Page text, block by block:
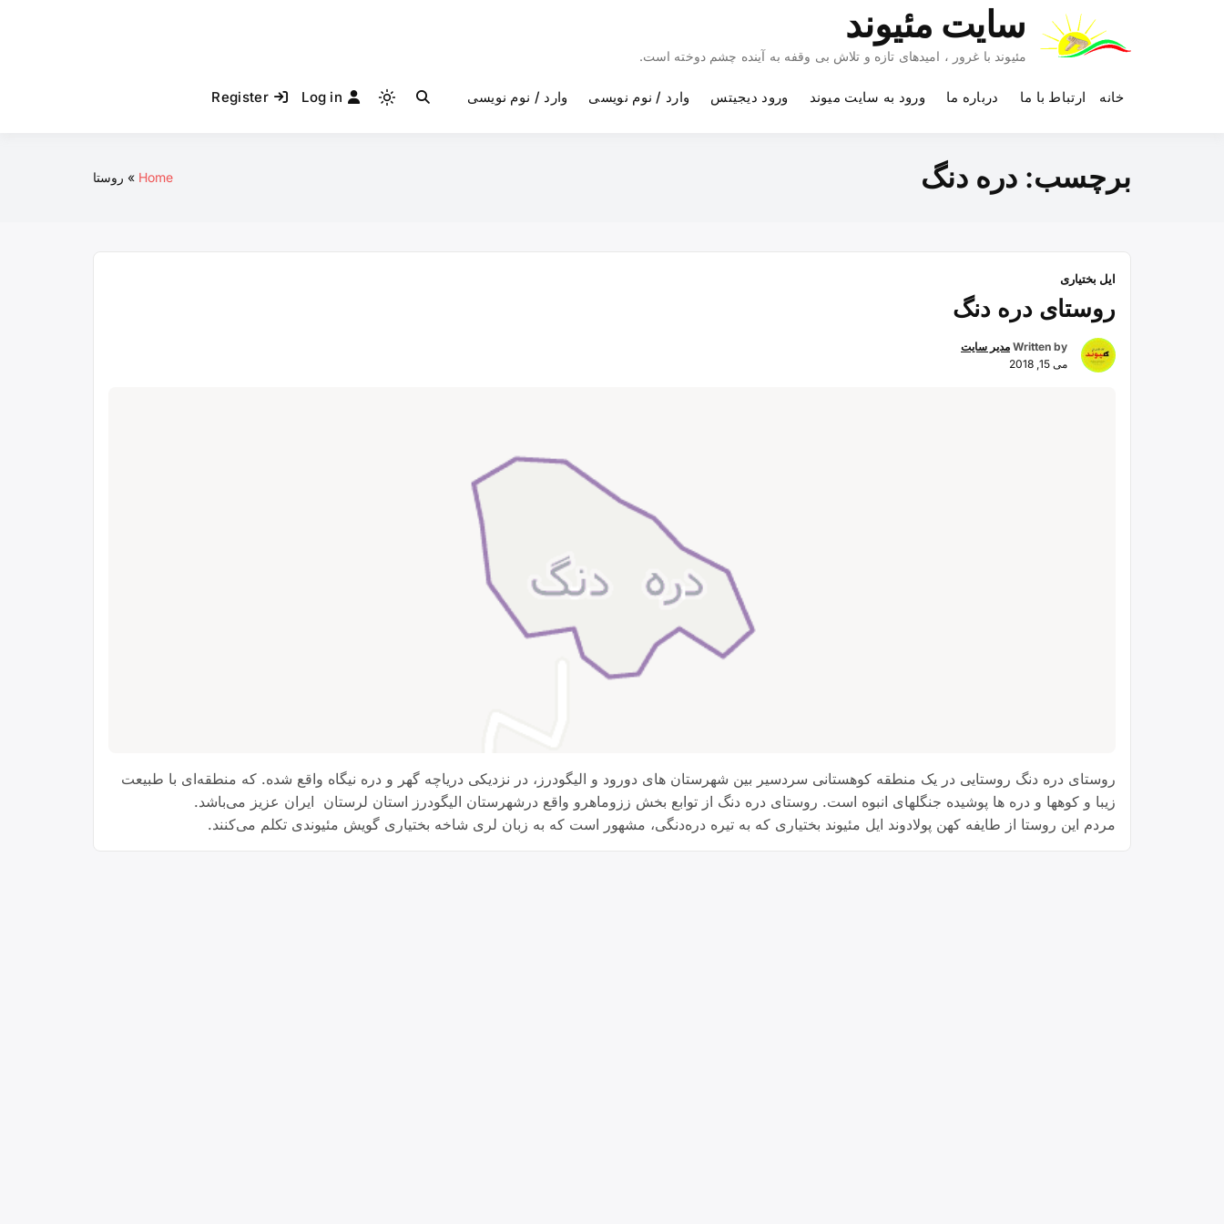
سایت مئیوند
مئیوند با غرور ، امیدهای تازه و تلاش بی وقفه به آینده چشم دوخته است.
خانه ارتباط با ما درباره ما ورود به سایت میوند ورود دیجیتس وارد / نوم نویسی وارد / نوم نویسی
Light
Log in
Register
برچسب: دره دنگ Home روستا
ایل بختیاری
روستای دره دنگ
Written by مدیر سایت
می 15, 2018
روستای دره دنگ روستایی در یک منطقه کوهستانی سردسیر بین شهرستان های دورود و الیگودرز، در نزدیکی دریاچه گهر و دره نیگاه واقع شده. که منطقه‌ای با طبیعت
زیبا و کوهها و دره ها پوشیده جنگلهای انبوه است. روستای دره دنگ از توابع بخش ززوماهرو واقع درشهرستان الیگودرز استان لرستان ایران عزیز می‌باشد.
مردم این روستا از طایفه کهن پولادوند ایل مئیوند بختیاری که به تیره دره‌دنگی، مشهور است که به زبان لری شاخه بختیاری گویش مئیوندی تکلم می‌کنند.